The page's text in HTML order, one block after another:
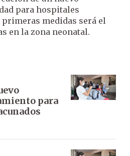
para hospitales
medidas será el
en la zona neonatal.
para